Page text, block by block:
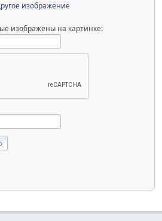
изображение
изображены на картинке: